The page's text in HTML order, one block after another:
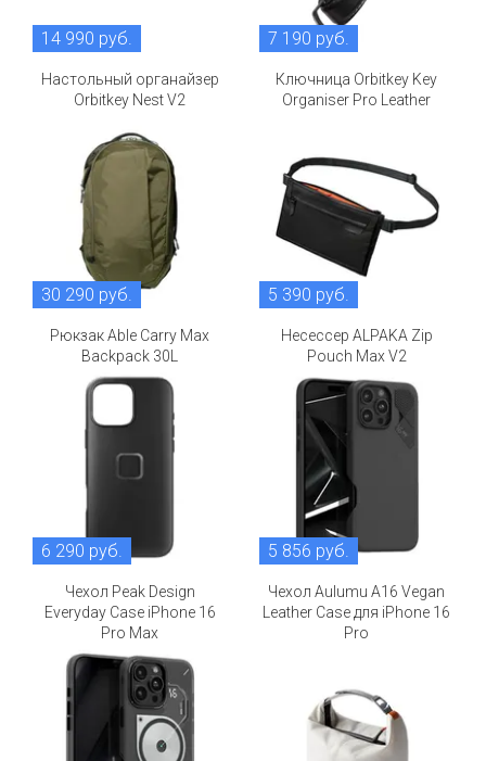
14 990 руб.
Настольный органайзер
Orbitkey Nest V2
7 190 руб.
Ключница Orbitkey Key
Organiser Pro Leather
30 290 руб.
Рюкзак Able Carry Max
Backpack 30L
5 390 руб.
Несессер ALPAKA Zip
Pouch Max V2
6 290 руб.
Чехол Peak Design
Everyday Case iPhone 16
Pro Max
5 856 руб.
Чехол Aulumu A16 Vegan
Leather Case для iPhone 16
Pro